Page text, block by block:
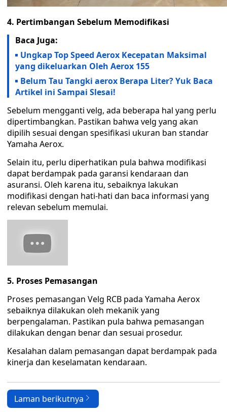
4. Pertimbangan Sebelum Memodifikasi
Baca Juga:
Ungkap Top Speed Aerox Kecepatan Maksimal
yang dikeluarkan Oleh Aerox 155
Belum Tau Tangki aerox Berapa Liter? Yuk Baca
Artikel ini Sampai Slesai!
Sebelum mengganti velg, ada beberapa hal yang perlu
dipertimbangkan. Pastikan bahwa velg yang akan
dipilih sesuai dengan spesifikasi ukuran ban standar
Yamaha Aerox.
Selain itu, perlu diperhatikan pula bahwa modifikasi
dapat berdampak pada garansi kendaraan dan
asuransi. Oleh karena itu, sebaiknya lakukan
modifikasi dengan hati-hati dan baca informasi yang
relevan sebelum memulai.
5. Proses Pemasangan
Proses pemasangan Velg RCB pada Yamaha Aerox
sebaiknya dilakukan oleh mekanik yang
berpengalaman. Pastikan pula bahwa pemasangan
dilakukan dengan benar dan sesuai prosedur.
Kesalahan dalam pemasangan dapat berdampak pada
kinerja dan keselamatan kendaraan.
Laman berikutnya